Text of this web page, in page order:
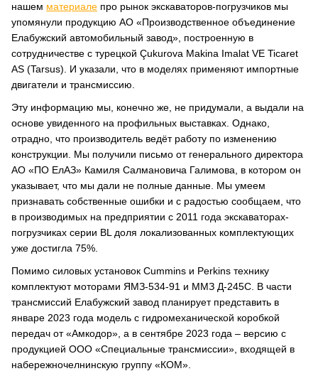
нашем материале про рынок экскаваторов-погрузчиков мы
упомянули продукцию АО «Производственное объединение
Елабужский автомобильный завод», построенную в
сотрудничестве с турецкой Çukurova Makina Imalat VE Ticaret
AS (Tarsus). И указали, что в моделях применяют импортные
двигатели и трансмиссию.
Эту информацию мы, конечно же, не придумали, а выдали на
основе увиденного на профильных выставках. Однако,
отрадно, что производитель ведёт работу по изменению
конструкции. Мы получили письмо от генерального директора
АО «ПО ЕлАЗ» Камиля Салмановича Галимова, в котором он
указывает, что мы дали не полные данные. Мы умеем
признавать собственные ошибки и с радостью сообщаем, что
в производимых на предприятии с 2011 года экскаваторах-
погрузчиках серии BL доля локализованных комплектующих
уже достигла 75%.
Помимо силовых установок Cummins и Perkins технику
комплектуют моторами ЯМЗ-534-91 и ММЗ Д-245С. В части
трансмиссий Елабужский завод планирует представить в
январе 2023 года модель с гидромеханической коробкой
передач от «Амкодор», а в сентябре 2023 года – версию с
продукцией ООО «Специальные трансмиссии», входящей в
набережночелнинскую группу «КОМ».